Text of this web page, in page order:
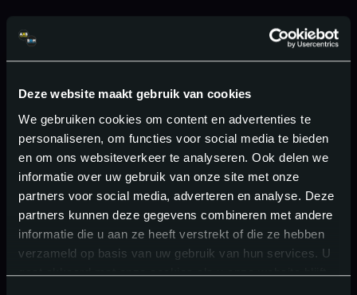
Deze website maakt gebruik van cookies
We gebruiken cookies om content en advertenties te
personaliseren, om functies voor social media te bieden
en om ons websiteverkeer te analyseren. Ook delen we
informatie over uw gebruik van onze site met onze
partners voor social media, adverteren en analyse. Deze
partners kunnen deze gegevens combineren met andere
informatie die u aan ze heeft verstrekt of die ze hebben
verzameld op basis van uw gebruik van hun services. U
gaat akkoord met onze cookies als u onze website blijft